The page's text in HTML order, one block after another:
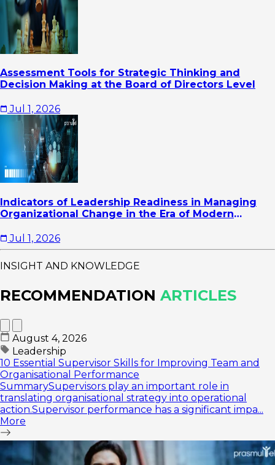
Assessment Tools for Strategic Thinking and
Decision Making at the Board of Directors Level
Jul 1, 2026
Indicators of Leadership Readiness in Managing
Organizational Change in the Era of Modern
Jul 1, 2026
INSIGHT AND KNOWLEDGE
RECOMMENDATION ARTICLES
August 4, 2026
Leadership
10 Essential Supervisor Skills for Improving Team and
Organisational Performance
SummarySupervisors play an important role in
translating organisational strategy into operational
action.Supervisor performance has a significant impa...
More